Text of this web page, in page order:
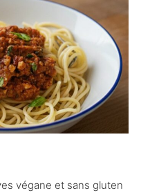
végane et sans gluten